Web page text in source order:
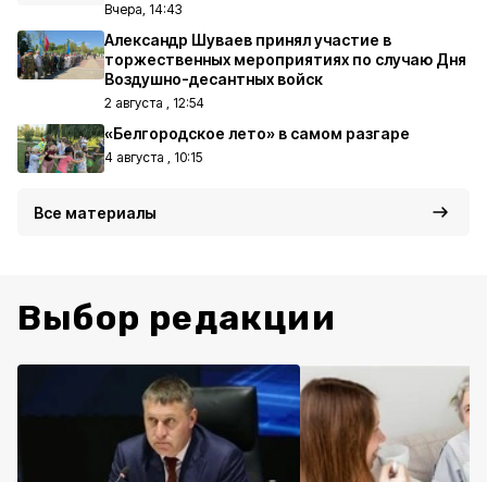
Вчера, 14:43
Александр Шуваев принял участие в
торжественных мероприятиях по случаю Дня
Воздушно-десантных войск
2 августа , 12:54
«Белгородское лето» в самом разгаре
4 августа , 10:15
Все материалы
Выбор редакции